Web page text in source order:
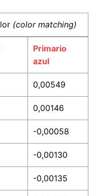
(color matching)
Primario
azul
0,00549
0,00146
-0,00058
-0,00130
-0,00135